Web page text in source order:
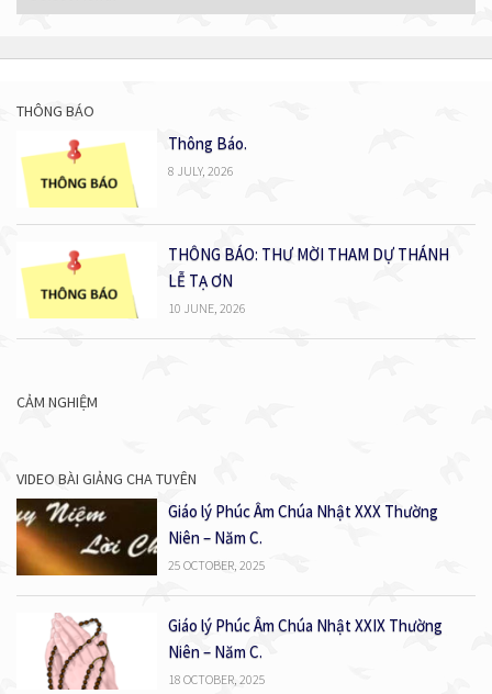
cả
viết
THÔNG BÁO
Thông Báo.
8 JULY, 2026
THÔNG BÁO: THƯ MỜI THAM DỰ THÁNH
LỄ TẠ ƠN
10 JUNE, 2026
CẢM NGHIỆM
VIDEO BÀI GIẢNG CHA TUYÊN
Giáo lý Phúc Âm Chúa Nhật XXX Thường
Niên – Năm C.
25 OCTOBER, 2025
Giáo lý Phúc Âm Chúa Nhật XXIX Thường
Niên – Năm C.
18 OCTOBER, 2025